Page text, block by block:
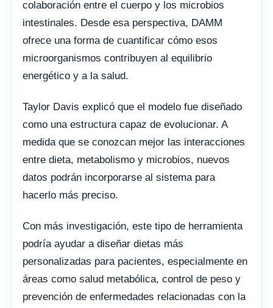
colaboración entre el cuerpo y los microbios
intestinales. Desde esa perspectiva, DAMM
ofrece una forma de cuantificar cómo esos
microorganismos contribuyen al equilibrio
energético y a la salud.
Taylor Davis explicó que el modelo fue diseñado
como una estructura capaz de evolucionar. A
medida que se conozcan mejor las interacciones
entre dieta, metabolismo y microbios, nuevos
datos podrán incorporarse al sistema para
hacerlo más preciso.
Con más investigación, este tipo de herramienta
podría ayudar a diseñar dietas más
personalizadas para pacientes, especialmente en
áreas como salud metabólica, control de peso y
prevención de enfermedades relacionadas con la